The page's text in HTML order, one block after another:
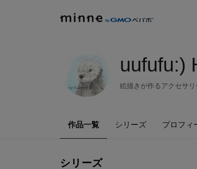
uufufu:)
絵描きが作るアクセサ
作品一覧 シリーズ プロフィ
シリーズ